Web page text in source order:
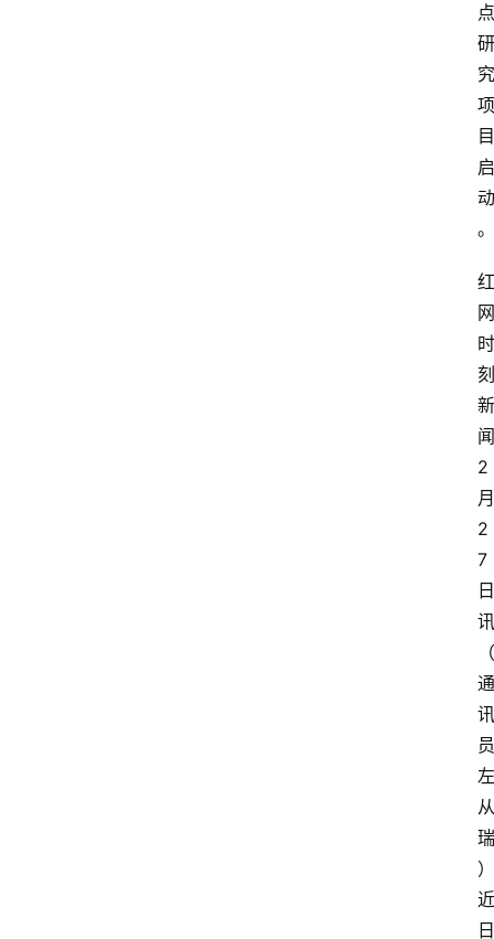
点
研
究
项
目
启
动
。
红
网
时
刻
新
闻
2
月
2
7
日
讯
（
通
讯
员
左
从
瑞
）
近
日